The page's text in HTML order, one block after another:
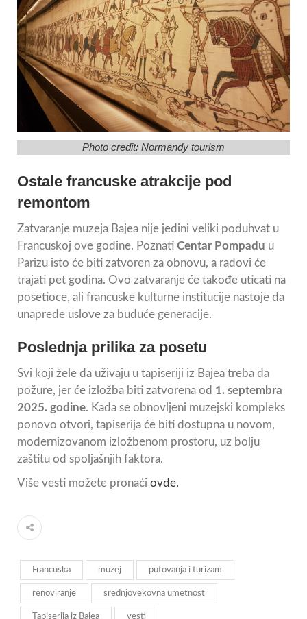
Photo credit: Normandy tourism
Ostale francuske atrakcije pod
remontom
Zatvaranje muzeja Bajea nije jedini veliki poduhvat u
Francuskoj ove godine. Poznati Centar Pompadu u
Parizu isto će biti zatvoren za obnovu, a radovi će
trajati pet godina. Ovo zatvaranje će takođe uticati na
posetioce, ali francuske kulturne institucije nastoje da
unaprede uslove za buduće generacije.
Poslednja prilika za posetu
Svi koji žele da uživaju u tapiseriji iz Bajea treba da
požure, jer će izložba biti zatvorena od 1. septembra
2025. godine. Kada se obnovljeni muzejski kompleks
ponovo otvori, tapiserija će biti dostupna u novom,
modernizovanom izložbenom prostoru, uz bolju
zaštitu od spoljašnjih faktora.
Više vesti možete pronaći ovde.
Francuska muzej putovanja i turizam
renoviranje srednjovekovna umetnost
Tapiserija iz Bajea vesti